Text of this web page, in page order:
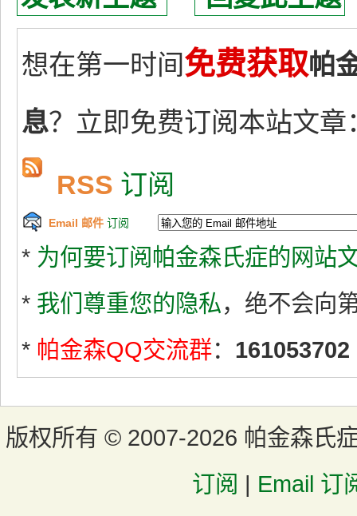
想在第一时间免费获取帕
息？立即免费订阅本站文章
RSS 订阅
Email 邮件 订阅
* 为何要订阅帕金森氏症的网站
* 我们尊重您的隐私，绝不会向
* 帕金森QQ交流群： 161053702
版权所有 © 2007-2026 帕金森氏
订阅 | Email 订